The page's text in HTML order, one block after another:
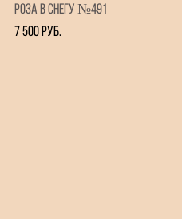
Роза в Снегу №491
7 500 pуб.